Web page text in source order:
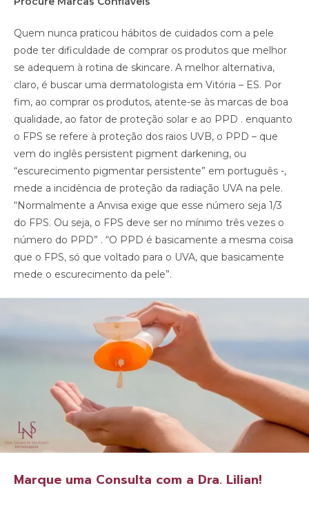
Quem nunca praticou hábitos de cuidados com a pele
pode ter dificuldade de comprar os produtos que melhor
se adequem à rotina de skincare. A melhor alternativa,
claro, é buscar uma dermatologista em Vitória – ES. Por
fim, ao comprar os produtos, atente-se às marcas de boa
qualidade, ao fator de proteção solar e ao PPD . enquanto
o FPS se refere à proteção dos raios UVB, o PPD – que
vem do inglês persistent pigment darkening, ou
“escurecimento pigmentar persistente” em português -,
mede a incidência de proteção da radiação UVA na pele.
“Normalmente a Anvisa exige que esse número seja 1/3
do FPS. Ou seja, o FPS deve ser no mínimo três vezes o
número do PPD” . “O PPD é basicamente a mesma coisa
que o FPS, só que voltado para o UVA, que basicamente
mede o escurecimento da pele”.
Marque uma Consulta com a Dra. Lilian!